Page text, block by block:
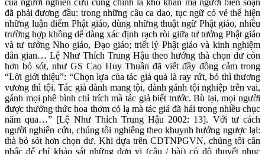
đã phải đương đầu: trong những câu ca dao, tục ngữ có vẻ thể hiện
những luận điểm Phật giáo, dùng những thuật ngữ Phật giáo, nhiều
trường hợp không dễ dàng xác định rạch ròi giữa tư tưởng Phật giáo
và tư tưởng Nho giáo, Đạo giáo; triết lý Phật giáo và kinh nghiệm
dân gian… Lệ Như Thích Trung Hậu theo hướng thà chọn dư còn
hơn bỏ sót, như GS Cao Huy Thuần đã viết đầy đồng cảm trong
“Lời giới thiệu”: “Chọn lựa của tác giả quả là ray rứt, bỏ thì thương
vương thì tội. Tác giả đành mang tội, đành gánh tội nghiệp trên vai,
gánh mọi phê bình chỉ trích mà tác giả biết trước. Bù lại, mọi người
được thưởng thức hoa thơm cỏ lạ mà tác giả đã hái trong nhiều chục
năm qua…” [Lệ Như Thích Trung Hậu 2002: 13]. Với tư cách
người nghiên cứu, chúng tôi nghiêng theo khuynh hướng ngược lại:
thà bỏ sót hơn chọn dư. Khi dựa trên CDTNPGVN, chúng tôi cân
nhắc để chỉ khảo sát những đơn vị (câu / bài) có độ thuyết phục